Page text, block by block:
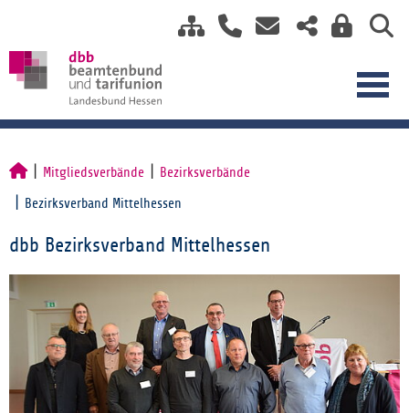
Mitgliedsverbände Bezirksverbände
Bezirksverband Mittelhessen
dbb Bezirksverband Mittelhessen